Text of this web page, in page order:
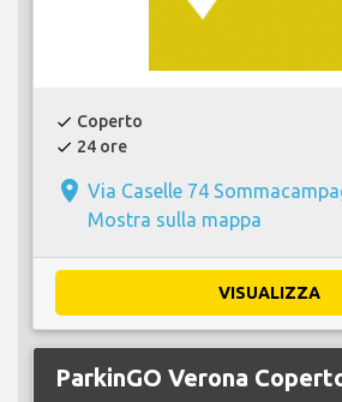
check Coperto
check 24 ore
place Via Caselle 74
Mostra sulla mappa
VISUALIZZA
ParkinGO Verona